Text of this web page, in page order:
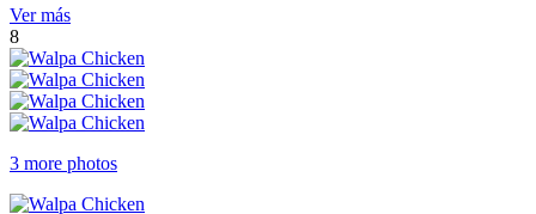
Ver más
8
3 more photos